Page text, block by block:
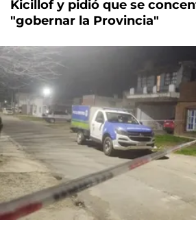
Kicillof y pidió que se
"gobernar la Provincia"